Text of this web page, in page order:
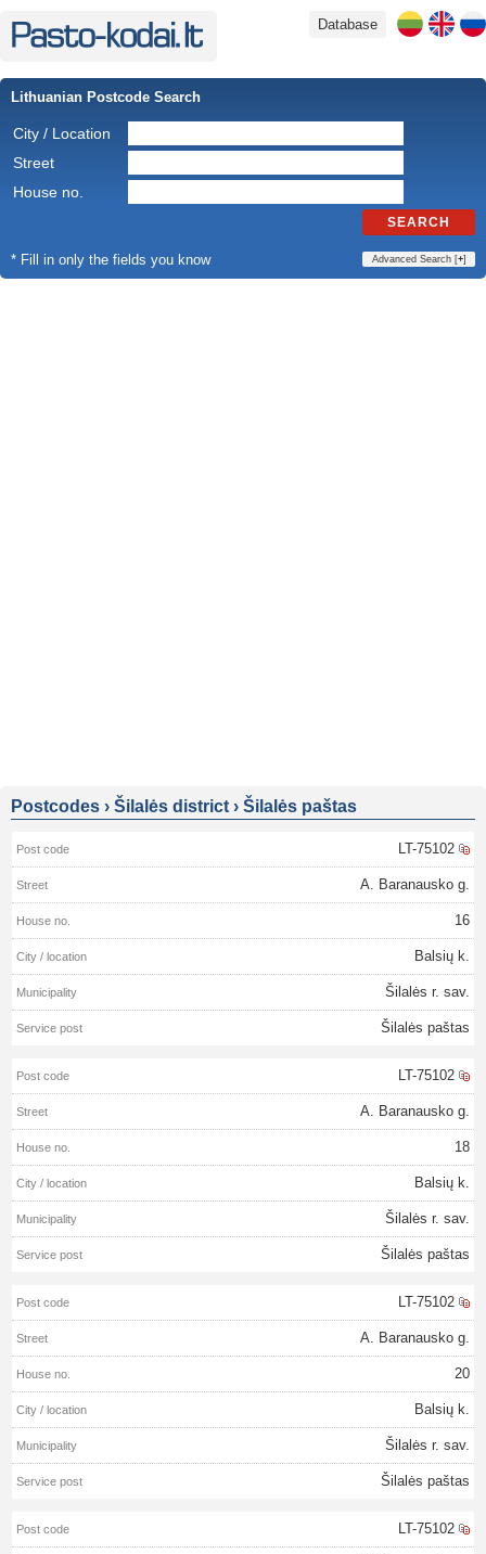
Database
Lithuanian Postcode Search
City / Location
Street
House no.
SEARCH
* Fill in only the fields you know Advanced Search [+]
Postcodes › Šilalės district › Šilalės paštas
LT-75102
A. Baranausko g.
16
Balsių k.
Šilalės r. sav.
Šilalės paštas
LT-75102
A. Baranausko g.
18
Balsių k.
Šilalės r. sav.
Šilalės paštas
LT-75102
A. Baranausko g.
20
Balsių k.
Šilalės r. sav.
Šilalės paštas
LT-75102